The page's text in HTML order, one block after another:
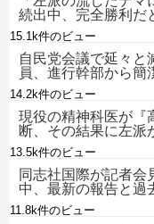
続出中、完全勝利
15.1k件のビュー
自民党会議で延々と
員、進行幹部から
14.2k件のビュー
現役の精神科医が『
断、その結果に左
13.5k件のビュー
同志社国際が記者会
中、最新の報告と
11.8k件のビュー